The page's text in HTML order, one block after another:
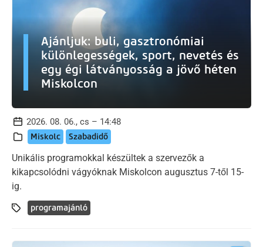
Ajánljuk: buli, gasztronómiai
különlegességek, sport, nevetés és
egy égi látványosság a jövő héten
Miskolcon
2026. 08. 06., cs – 14:48
Miskolc Szabadidő
Unikális programokkal készültek a szervezők a
kikapcsolódni vágyóknak Miskolcon augusztus 7-től 15-
ig.
programajánló